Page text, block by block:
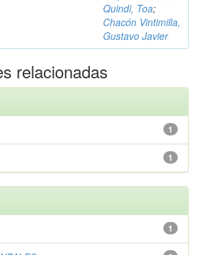
Quindi, Toa;
Chacón Vintimilla,
Gustavo Javier
relacionadas
1
1
1